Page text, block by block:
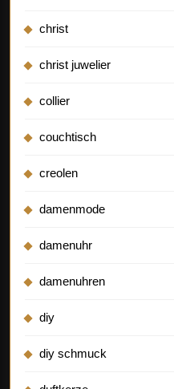
christ
christ juwelier
collier
couchtisch
creolen
damenmode
damenuhr
damenuhren
diy
diy schmuck